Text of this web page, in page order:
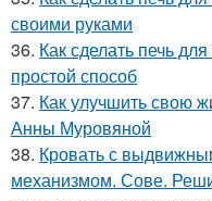
своими руками
36. Как сделать печь
простой способ
37. Как улучшить свою
Анны Муровяной
38. Кровать с
механизмом. Сове.